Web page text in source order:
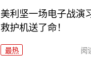
美利坚一场电子战演
救护机送了命！
最热 阅